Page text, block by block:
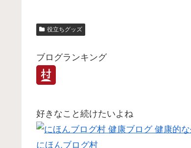
役立ちグッズ
ブログランキング
好きなこと続けたいよね
にほんブログ村